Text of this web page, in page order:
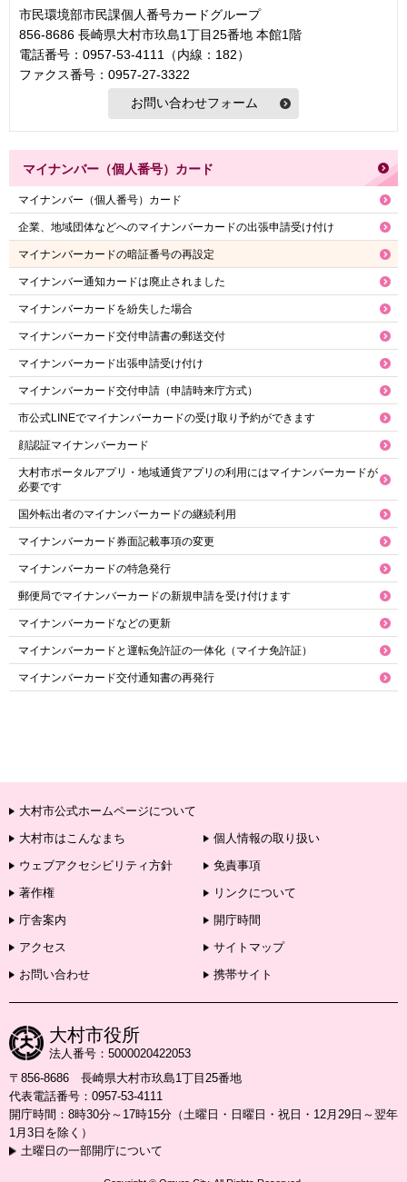
市民環境部市民課個人番号カードグループ
856-8686 長崎県大村市玖島1丁目25番地 本館1階
電話番号：0957-53-4111（内線：182）
ファクス番号：0957-27-3322
マイナンバー（個人番号）カード
マイナンバー（個人番号）カード
企業、地域団体などへのマイナンバーカードの出張申請受け付け
マイナンバーカードの暗証番号の再設定
マイナンバー通知カードは廃止されました
マイナンバーカードを紛失した場合
マイナンバーカード交付申請書の郵送交付
マイナンバーカード出張申請受け付け
マイナンバーカード交付申請（申請時来庁方式）
市公式LINEでマイナンバーカードの受け取り予約ができます
顔認証マイナンバーカード
大村市ポータルアプリ・地域通貨アプリの利用にはマイナンバーカードが
必要です
国外転出者のマイナンバーカードの継続利用
マイナンバーカード券面記載事項の変更
マイナンバーカードの特急発行
郵便局でマイナンバーカードの新規申請を受け付けます
マイナンバーカードなどの更新
マイナンバーカードと運転免許証の一体化（マイナ免許証）
マイナンバーカード交付通知書の再発行
大村市公式ホームページについて
大村市はこんなまち
個人情報の取り扱い
ウェブアクセシビリティ方針
免責事項
著作権
リンクについて
庁舎案内
開庁時間
アクセス
サイトマップ
お問い合わせ
携帯サイト
大村市役所
法人番号：5000020422053
〒856-8686 長崎県大村市玖島1丁目25番地
代表電話番号：0957-53-4111
開庁時間：8時30分～17時15分（土曜日・日曜日・祝日・12月29日～翌年
1月3日を除く）
土曜日の一部開庁について